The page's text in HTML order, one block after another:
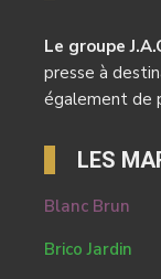
Le groupe
presse à
également de
LES
Blanc Brun
Brico Jardin